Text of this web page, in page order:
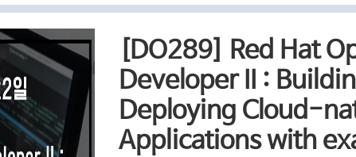
원격지원서비스
[DO289] Red Hat
Developer II :
Deploying Cloud-
Applications with